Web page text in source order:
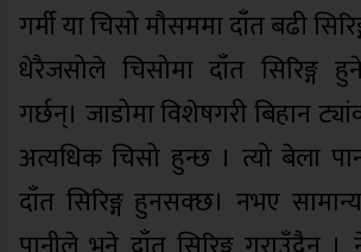
गर्मी या चिसो मौसममा दाँत बढी
धेरैजसोले चिसोमा दाँत सिरिङ्ग
गर्छन्। जाडोमा विशेषगरी बिहान
अत्यधिक चिसो हुन्छ । त्यो बेला
दाँत सिरिङ्ग हुनसक्छ। नभए